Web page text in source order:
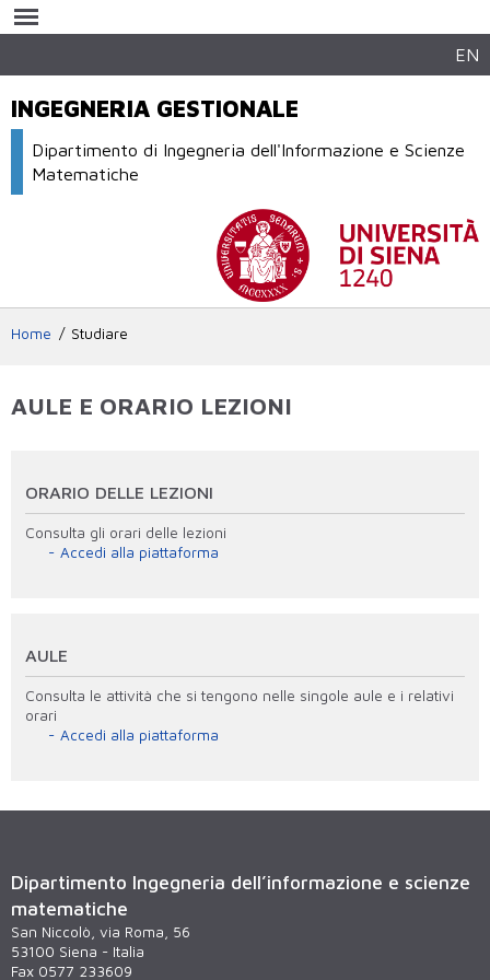
contenuto
EN
INGEGNERIA GESTIONALE
Dipartimento di Ingegneria dell'Informazione e Scienze
Matematiche
Home Studiare
AULE E ORARIO LEZIONI
ORARIO DELLE LEZIONI
Consulta gli orari delle lezioni
Accedi alla piattaforma
AULE
Consulta le attività che si tengono nelle singole aule e i relativi
orari
Accedi alla piattaforma
Dipartimento Ingegneria dell’informazione e scienze
matematiche
San Niccolò, via Roma, 56
53100 Siena - Italia
Fax 0577 233609